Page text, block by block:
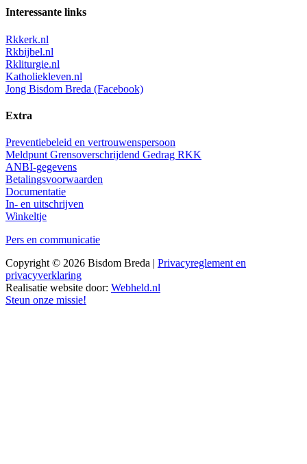
Interessante links
Rkkerk.nl
Rkbijbel.nl
Rkliturgie.nl
Katholiekleven.nl
Jong Bisdom Breda (Facebook)
Extra
Preventiebeleid en vertrouwenspersoon
Meldpunt Grensoverschrijdend Gedrag RKK
ANBI-gegevens
Betalingsvoorwaarden
Documentatie
In- en uitschrijven
Winkeltje
Pers en communicatie
Copyright © 2026 Bisdom Breda | Privacyreglement en
privacyverklaring
Realisatie website door: Webheld.nl
Steun onze missie!